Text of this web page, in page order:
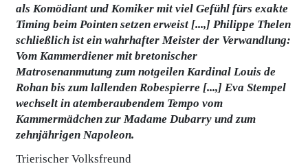
als Komödiant und Komiker mit viel Gefühl fürs exakte
Timing beim Pointen setzen erweist [...,] Philippe Thelen
schließlich ist ein wahrhafter Meister der Verwandlung:
Vom Kammerdiener mit bretonischer
Matrosenanmutung zum notgeilen Kardinal Louis de
Rohan bis zum lallenden Robespierre [...,] Eva Stempel
wechselt in atemberaubendem Tempo vom
Kammermädchen zur Madame Dubarry und zum
zehnjährigen Napoleon.
Trierischer Volksfreund